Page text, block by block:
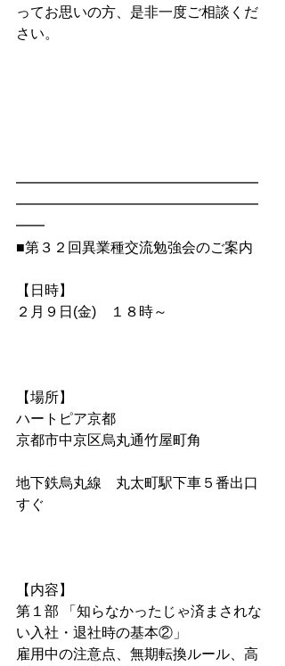
ってお思いの方、是非一度ご相談くだ
さい。
━━━━━━━━━━━━━━━━━
━━━━━━━━━━━━━━━━━
━━
■第３２回異業種交流勉強会のご案内
【日時】
２月９日(金)　１８時～
【場所】
ハートピア京都
京都市中京区烏丸通竹屋町角
地下鉄烏丸線　丸太町駅下車５番出口
すぐ
【内容】
第１部 「知らなかったじゃ済まされな
い入社・退社時の基本②」
雇用中の注意点、無期転換ルール、高